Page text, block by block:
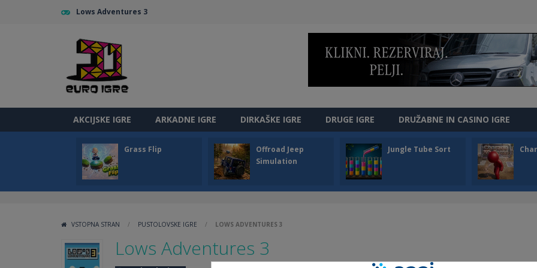
Lows Adventures 3
AKCIJSKE IGRE ARKADNE IGRE DIRKAŠKE IGRE DRUGE IGRE DRUŽABNE IN CASINO IGRE
Grass Flip
Offroad Jeep
Simulation
Jungle Tube Sort
VSTOPNA STRAN / PUSTOLOVSKE IGRE / LOWS ADVENTURES 3
Lows Adventures 3